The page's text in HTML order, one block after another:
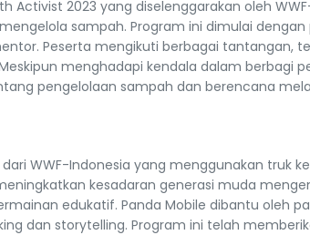
2023 yang diselenggarakan oleh
sampah. Program ini dimulai dengan
Peserta mengikuti berbagai tantangan,
menghadapi kendala dalam berbagi
pengelolaan sampah dan berencana
WWF-Indonesia yang menggunakan truk
kesadaran generasi muda
edukatif. Panda Mobile dibantu oleh
dan storytelling. Program ini telah